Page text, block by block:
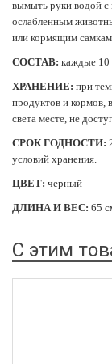
вымыть руки водой с
ослабленным
или кормящим
СОСТАВ: каждые 10
ХРАНЕНИЕ: при
продуктов и кормов,
света месте, не
СРОК ГОДНОСТИ:
условий хранения.
ЦВЕТ: черный
ДЛИНА И ВЕС: 65
С этим